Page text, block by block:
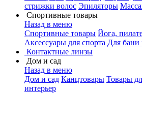
стрижки волос Эпиляторы
Спортивные товары
Назад в меню
Спортивные товары Йога,
Аксессуары для спорта Для бани
Контактные линзы
Дом и сад
Назад в меню
Дом и сад Канцтовары Товары
интерьер